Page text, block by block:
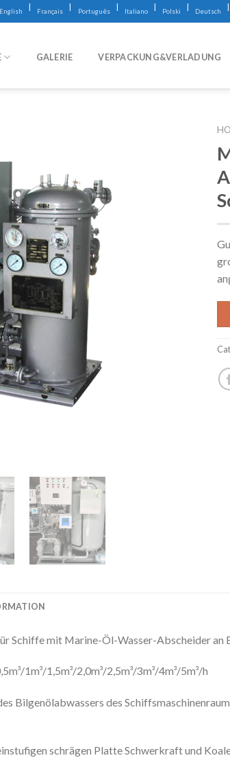
English | Français | Português | Italiano | Polski | Deutsch |
GALERIE VERPACKUNG&VERLADUNG
Schiffe mit Marine-Öl-Wasser-Abscheider an
1m³/1,5m³/2,0m³/2,5m³/3m³/4m³/5m³/h
Bilgenölabwassers des
schrägen Platte Schwerkraft und